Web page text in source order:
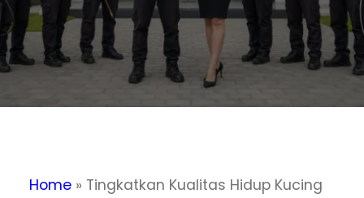
Home » Tingkatkan Kualitas Hidup Kucing